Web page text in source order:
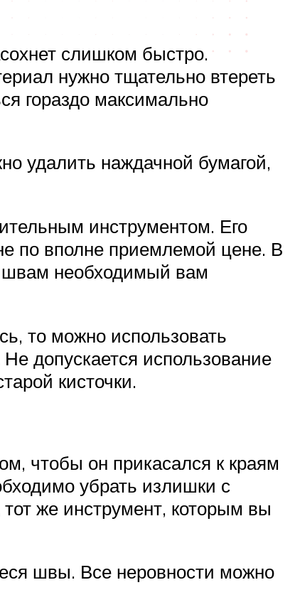
слишком быстро.
нужно тщательно втереть
гораздо максимально
удалить наждачной бумагой,
инструментом. Его
по вполне приемлемой цене. В
швам необходимый вам
то можно использовать
допускается использование
кисточки.
чтобы он прикасался к краям
убрать излишки с
же инструмент, которым вы
швы. Все неровности можно